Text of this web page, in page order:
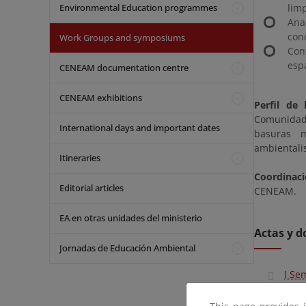
Environmental Education programmes
Work Groups and symposiums
CENEAM documentation centre
CENEAM exhibitions
International days and important dates
Itineraries
Editorial articles
EA en otras unidades del ministerio
Jornadas de Educación Ambiental
Perfil de
basuras
CENEAM.
Actas y
I